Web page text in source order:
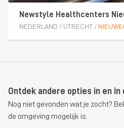
Newstyle Healthcenters
NEDERLAND / UTRECHT/
Ontdek andere opties in en
Nog niet gevonden wat je zocht?
de omgeving mogelijk is.